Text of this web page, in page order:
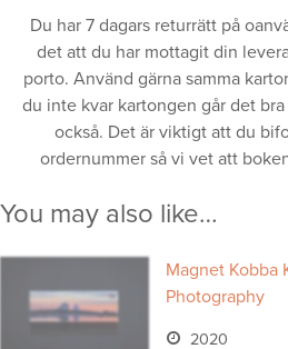
Du har 7 dagars returrätt på
det att du har mottagit din
porto. Använd gärna samma
du inte kvar kartongen går det
också. Det är viktigt att du
ordernummer så vi vet att
You may also like…
Magnet Kobba
Photography
2020